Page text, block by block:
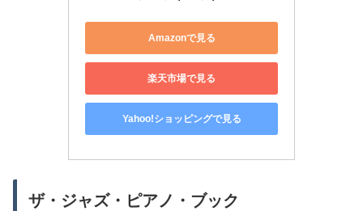
Amazonで見る
楽天市場で見る
Yahoo!ショッピングで見る
ザ・ジャズ・ピアノ・ブック